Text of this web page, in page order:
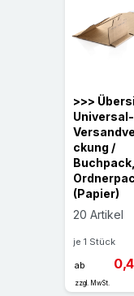
>>>
Universal-
ckung /
Buchpack,
(Papier)
20 Artikel
je 1 Stück
ab
zzgl. MwSt.